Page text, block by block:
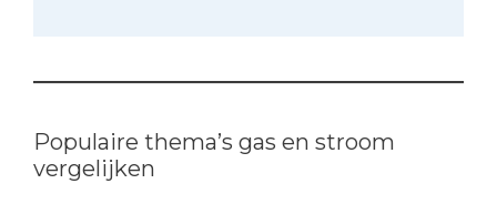
Populaire thema’s gas en stroom
vergelijken